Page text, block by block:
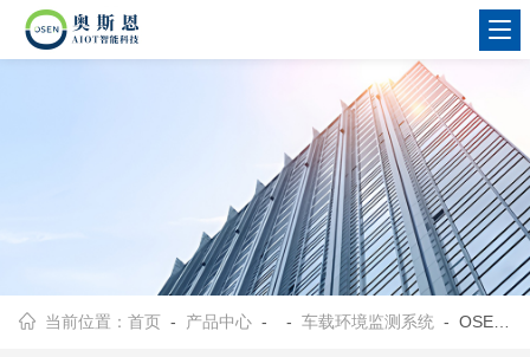
当前位置：首页 - 产品中心 - -车载环境监测系统 - OSEN-AQMS雾霾高发季节公路沿线走航式颗粒物监测系统